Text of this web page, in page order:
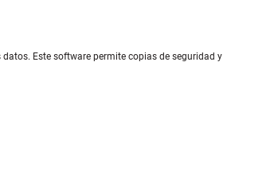
Este software permite copias de seguridad y